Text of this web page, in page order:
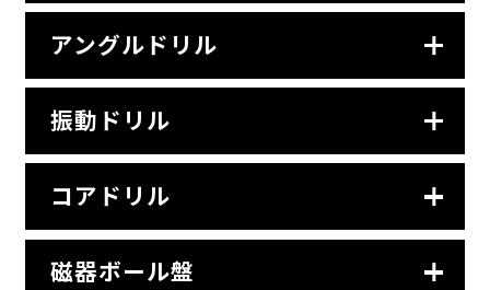
アングルドリル
振動ドリル
コアドリル
磁器ボール盤